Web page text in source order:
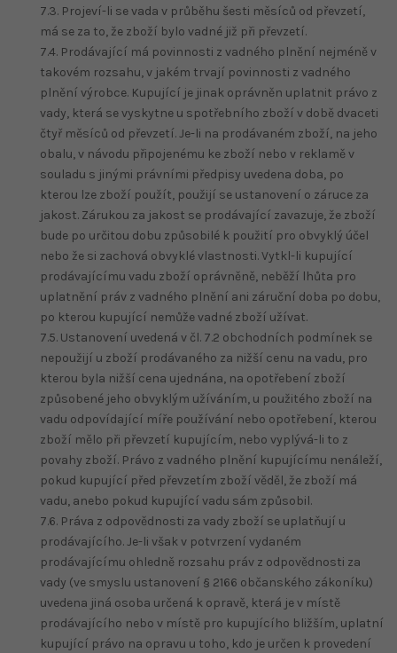
7.3. Projeví-li se vada v průběhu šesti měsíců od převzetí,
má se za to, že zboží bylo vadné již při převzetí.
7.4. Prodávající má povinnosti z vadného plnění nejméně v
takovém rozsahu, v jakém trvají povinnosti z vadného
plnění výrobce. Kupující je jinak oprávněn uplatnit právo z
vady, která se vyskytne u spotřebního zboží v době dvaceti
čtyř měsíců od převzetí. Je-li na prodávaném zboží, na jeho
obalu, v návodu připojenému ke zboží nebo v reklamě v
souladu s jinými právními předpisy uvedena doba, po
kterou lze zboží použít, použijí se ustanovení o záruce za
jakost. Zárukou za jakost se prodávající zavazuje, že zboží
bude po určitou dobu způsobilé k použití pro obvyklý účel
nebo že si zachová obvyklé vlastnosti. Vytkl-li kupující
prodávajícímu vadu zboží oprávněně, neběží lhůta pro
uplatnění práv z vadného plnění ani záruční doba po dobu,
po kterou kupující nemůže vadné zboží užívat.
7.5. Ustanovení uvedená v čl. 7.2 obchodních podmínek se
nepoužijí u zboží prodávaného za nižší cenu na vadu, pro
kterou byla nižší cena ujednána, na opotřebení zboží
způsobené jeho obvyklým užíváním, u použitého zboží na
vadu odpovídající míře používání nebo opotřebení, kterou
zboží mělo při převzetí kupujícím, nebo vyplývá-li to z
povahy zboží. Právo z vadného plnění kupujícímu nenáleží,
pokud kupující před převzetím zboží věděl, že zboží má
vadu, anebo pokud kupující vadu sám způsobil.
7.6. Práva z odpovědnosti za vady zboží se uplatňují u
prodávajícího. Je-li však v potvrzení vydaném
prodávajícímu ohledně rozsahu práv z odpovědnosti za
vady (ve smyslu ustanovení § 2166 občanského zákoníku)
uvedena jiná osoba určená k opravě, která je v místě
prodávajícího nebo v místě pro kupujícího bližším, uplatní
kupující právo na opravu u toho, kdo je určen k provedení